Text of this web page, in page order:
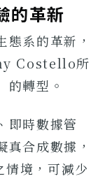
的革新
系的革新，
Costello所
轉型。
即時數據管
合成數據，
情境，可減少